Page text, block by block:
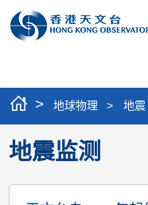
> 地球物理 > 地震
地震监测